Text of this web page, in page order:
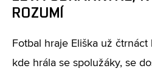
ROZUMÍ
Fotbal hraje Eliška už
kde hrála se spolužáky, se